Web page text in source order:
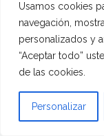
Usamos cookies
navegación,
personalizados y
“Aceptar todo”
de las cookies.
Personalizar